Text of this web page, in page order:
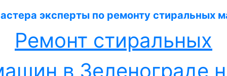
к
Ремонт стиральных
в Зеленограде